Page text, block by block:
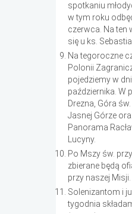
spotkaniu
w tym roku
czerwca. Na ten
się u ks.
Na tegoroczne
Polonii
pojedziemy w
października. W
Drezna, Góra
Jasnej Górze
Panorama
Lucyny.
Po Mszy św.
zbierane będą
przy naszej Misji.
Solenizantom i
tygodnia